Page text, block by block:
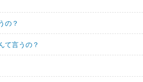
の？
て言うの？